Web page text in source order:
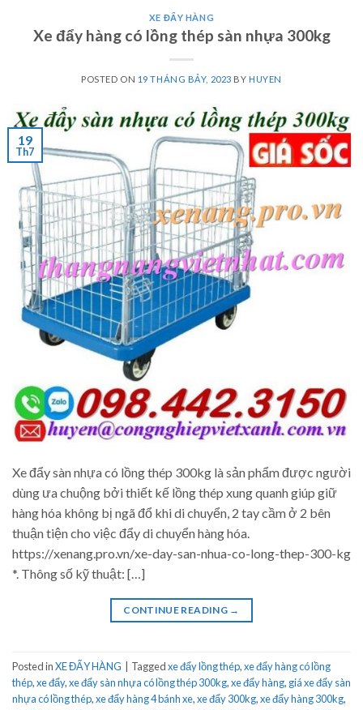
XE ĐẨY HÀNG
Xe đẩy hàng có lồng thép sàn nhựa 300kg
POSTED ON 19 THÁNG BẢY, 2023 BYHUYEN
19
Th7
Xe đẩy sàn nhựa có lồng thép 300kg là sản phẩm được người
dùng ưa chuộng bởi thiết kế lồng thép xung quanh giúp giữ
hàng hóa không bị ngã đổ khi di chuyển, 2 tay cầm ở 2 bên
thuận tiện cho việc đẩy di chuyển hàng hóa.
https://xenang.pro.vn/xe-day-san-nhua-co-long-thep-300-kg
*. Thông số kỹ thuật: […]
CONTINUE READING →
Posted inXE ĐẨY HÀNG | Taggedxe đẩy lồng thép,xe đẩy hàng có lồng
thép,xe đẩy,xe đẩy sàn nhựa có lồng thép 300kg,xe đẩy hàng, giá xe đẩy sàn
nhựa có lồng thép,xe đẩy hàng 4 bánh xe,xe đẩy 300kg,xe đẩy hàng 300kg,